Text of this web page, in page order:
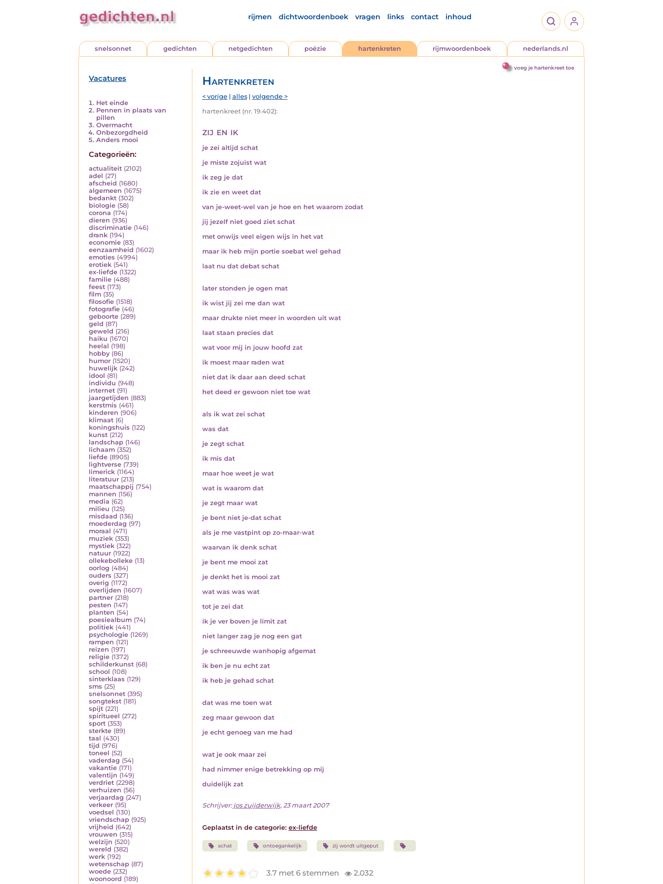
rijmen dichtwoordenboek vragen links contact inhoud
snelsonnet gedichten netgedichten poëzie hartenkreten rijmwoordenboek nederlands.nl
voeg je hartenkreet toe
Vacatures
Het einde
Pennen in plaats van
pillen
Overmacht
Onbezorgdheid
Anders mooi
Categorieën:
actualiteit (2102)
adel (27)
afscheid (1680)
algemeen (1675)
bedankt (302)
biologie (58)
corona (174)
dieren (936)
discriminatie (146)
drank (194)
economie (83)
eenzaamheid (1602)
emoties (4994)
erotiek (541)
ex-liefde (1322)
familie (488)
feest (173)
film (35)
filosofie (1518)
fotografie (46)
geboorte (289)
geld (87)
geweld (216)
haiku (1670)
heelal (198)
hobby (86)
humor (1520)
huwelijk (242)
idool (81)
individu (948)
internet (91)
jaargetijden (883)
kerstmis (461)
kinderen (906)
klimaat (6)
koningshuis (122)
kunst (212)
landschap (146)
lichaam (352)
liefde (8905)
lightverse (739)
limerick (1164)
literatuur (213)
maatschappij (754)
mannen (156)
media (62)
milieu (125)
misdaad (136)
moederdag (97)
moraal (471)
muziek (353)
mystiek (322)
natuur (1922)
ollekebolleke (13)
oorlog (484)
ouders (327)
overig (1172)
overlijden (1607)
partner (218)
pesten (147)
planten (54)
poesiealbum (74)
politiek (441)
psychologie (1269)
rampen (121)
reizen (197)
religie (1372)
schilderkunst (68)
school (108)
sinterklaas (129)
sms (25)
snelsonnet (395)
songtekst (181)
spijt (221)
spiritueel (272)
sport (353)
sterkte (89)
taal (430)
tijd (976)
toneel (52)
vaderdag (54)
vakantie (171)
valentijn (149)
verdriet (2298)
verhuizen (56)
verjaardag (247)
verkeer (95)
voedsel (130)
vriendschap (925)
vrijheid (642)
vrouwen (315)
welzijn (520)
wereld (382)
werk (192)
wetenschap (87)
woede (232)
woonoord (189)
Hartenkreten
< vorige| alles| volgende >
hartenkreet (nr. 19.402):
zij en ik
je zei altijd schat
je miste zojuist wat
ik zeg je dat
ik zie en weet dat
van je-weet-wel van je hoe en het waarom zodat
jij jezelf niet goed ziet schat
met onwijs veel eigen wijs in het vat
maar ik heb mijn portie soebat wel gehad
laat nu dat debat schat
later stonden je ogen mat
ik wist jij zei me dan wat
maar drukte niet meer in woorden uit wat
laat staan precies dat
wat voor mij in jouw hoofd zat
ik moest maar raden wat
niet dat ik daar aan deed schat
het deed er gewoon niet toe wat
als ik wat zei schat
was dat
je zegt schat
ik mis dat
maar hoe weet je wat
wat is waarom dat
je zegt maar wat
je bent niet je-dat schat
als je me vastpint op zo-maar-wat
waarvan ik denk schat
je bent me mooi zat
je denkt het is mooi zat
wat was was wat
tot je zei dat
ik je ver boven je limit zat
niet langer zag je nog een gat
je schreeuwde wanhopig afgemat
ik ben je nu echt zat
ik heb je gehad schat
dat was me toen wat
zeg maar gewoon dat
je echt genoeg van me had
wat je ook maar zei
had nimmer enige betrekking op mij
duidelijk zat
Schrijver: jos zuijderwijk, 23 maart 2007
Geplaatst in de categorie: ex-liefde
schat ontoegankelijk zij wordt uitgeput
3.7 met 6 stemmen 2.032